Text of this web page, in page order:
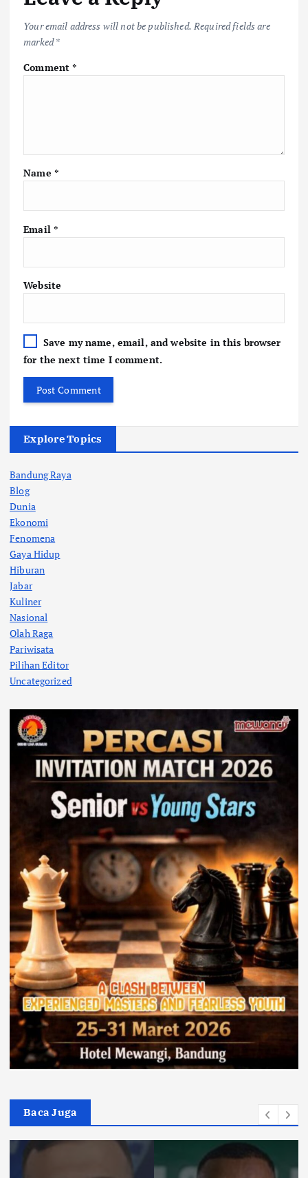
k p k
Your email address will not be published. Required fields are
marked*
Comment*
Name *
Email *
Website
Save my name, email, and website in this browser
for the next time I comment.
Explore Topics
Bandung Raya
Blog
Dunia
Ekonomi
Fenomena
Gaya Hidup
Hiburan
Jabar
Kuliner
Nasional
Olah Raga
Pariwisata
Pilihan Editor
Uncategorized
Baca Juga